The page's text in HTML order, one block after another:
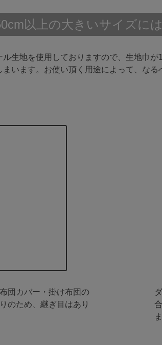
以上の大きいサイズに
生地を使用しておりますので、生地巾
います。お使い頂く用途によって、なる
団カバー・掛け布団の
のため、継ぎ目はあり